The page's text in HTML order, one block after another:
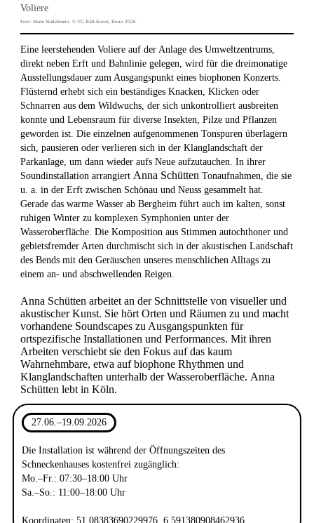
Voliere
Foto: Marie Stadelmann. © VG Bild-Kunst, Bonn 2026.
Eine leerstehenden Voliere auf der Anlage des Umweltzentrums,
direkt neben Erft und Bahnlinie gelegen, wird für die dreimonatige
Ausstellungsdauer zum Ausgangspunkt eines biophonen Konzerts.
Flüsternd erhebt sich ein beständiges Knacken, Klicken oder
Schnarren aus dem Wildwuchs, der sich unkontrolliert ausbreiten
konnte und Lebensraum für diverse Insekten, Pilze und Pflanzen
geworden ist. Die einzelnen aufgenommenen Tonspuren überlagern
sich, pausieren oder verlieren sich in der Klanglandschaft der
Parkanlage, um dann wieder aufs Neue aufzutauchen. In ihrer
Soundinstallation arrangiert Anna Schütten Tonaufnahmen, die sie
u. a. in der Erft zwischen Schönau und Neuss gesammelt hat.
Gerade das warme Wasser ab Bergheim führt auch im kalten, sonst
ruhigen Winter zu komplexen Symphonien unter der
Wasseroberfläche. Die Komposition aus Stimmen autochthoner und
gebietsfremder Arten durchmischt sich in der akustischen Landschaft
des Bends mit den Geräuschen unseres menschlichen Alltags zu
einem an- und abschwellenden Reigen.
Anna Schütten arbeitet an der Schnittstelle von visueller und
akustischer Kunst. Sie hört Orten und Räumen zu und macht
vorhandene Soundscapes zu Ausgangspunkten für
ortspezifische Installationen und Performances. Mit ihren
Arbeiten verschiebt sie den Fokus auf das kaum
Wahrnehmbare, etwa auf biophone Rhythmen und
Klanglandschaften unterhalb der Wasseroberfläche. Anna
Schütten lebt in Köln.
27.06.–19.09.2026
Die Installation ist während der Öffnungszeiten des
Schneckenhauses kostenfrei zugänglich:
Mo.–Fr.: 07:30–18:00 Uhr
Sa.–So.: 11:00–18:00 Uhr
Koordinaten: 51.08383690229976, 6.591380908462936